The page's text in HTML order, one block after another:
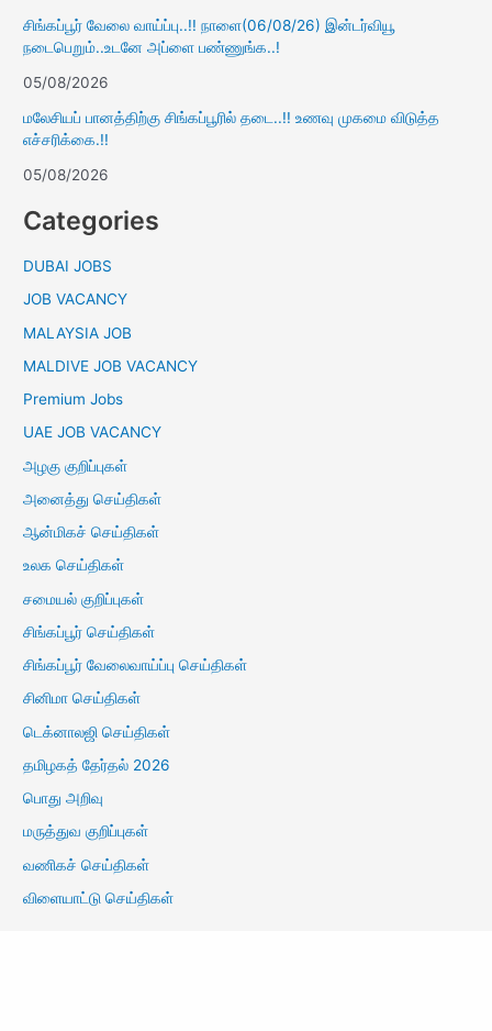
சிங்கப்பூர் வேலை வாய்ப்பு..!! நாளை(06/08/26) இன்டர்வியூ
நடைபெறும்..உடனே அப்ளை பண்ணுங்க..!
05/08/2026
மலேசியப் பானத்திற்கு சிங்கப்பூரில் தடை..!! உணவு முகமை விடுத்த
எச்சரிக்கை.!!
05/08/2026
Categories
DUBAI JOBS
JOB VACANCY
MALAYSIA JOB
MALDIVE JOB VACANCY
Premium Jobs
UAE JOB VACANCY
அழகு குறிப்புகள்
அனைத்து செய்திகள்
ஆன்மிகச் செய்திகள்
உலக செய்திகள்
சமையல் குறிப்புகள்
சிங்கப்பூர் செய்திகள்
சிங்கப்பூர் வேலைவாய்ப்பு செய்திகள்
சினிமா செய்திகள்
டெக்னாலஜி செய்திகள்
தமிழகத் தேர்தல் 2026
பொது அறிவு
மருத்துவ குறிப்புகள்
வணிகச் செய்திகள்
விளையாட்டு செய்திகள்